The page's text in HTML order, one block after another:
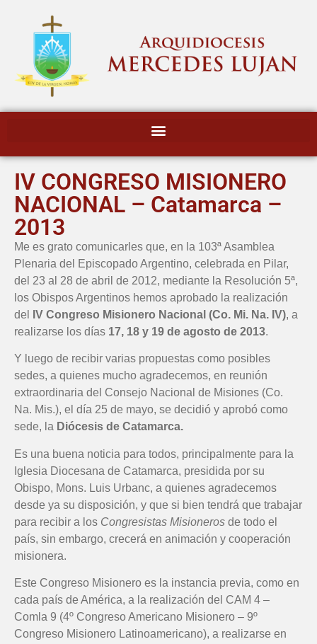
IV CONGRESO MISIONERO
NACIONAL – Catamarca –
2013
Me es grato comunicarles que, en la 103ª Asamblea
Plenaria del Episcopado Argentino, celebrada en Pilar,
del 23 al 28 de abril de 2012, mediante la Resolución 5ª,
los Obispos Argentinos hemos aprobado la realización
del
IV Congreso Misionero Nacional (Co. Mi. Na. IV), a
realizarse los días 17, 18 y 19 de agosto de 2013.
Y luego de recibir varias propuestas como posibles
sedes, a quienes mucho agradecemos, en reunión
extraordinaria del Consejo Nacional de Misiones (Co.
Na. Mis.), el día 25 de mayo, se decidió y aprobó como
sede, la Diócesis de Catamarca.
Es una buena noticia para todos, principalmente para la
Iglesia Diocesana de Catamarca, presidida por su
Obispo, Mons. Luis Urbanc, a quienes agradecemos
desde ya su disposición, y que si bien tendrá que trabajar
para recibir a los Congresistas Misioneros de todo el
país, sin embargo, crecerá en animación y cooperación
misionera.
Este Congreso Misionero es la instancia previa, como en
cada país de América, a la realización del CAM 4 –
Comla 9 (4º Congreso Americano Misionero – 9º
Congreso Misionero Latinoamericano), a realizarse en